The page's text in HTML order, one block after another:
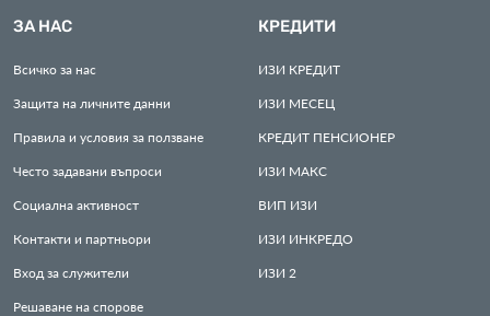
ЗА НАС
Всичко за нас
Защита на личните данни
Правила и условия за ползване
Често задавани въпроси
Социална активност
Контакти и партньори
Вход за служители
Решаване на спорове
КРЕДИТИ
ИЗИ КРЕДИТ
ИЗИ МЕСЕЦ
КРЕДИТ ПЕНСИОНЕР
ИЗИ МАКС
ВИП ИЗИ
ИЗИ ИНКРЕДО
ИЗИ 2